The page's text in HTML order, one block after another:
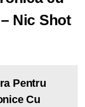
Nic Shot
Pentru
Cu